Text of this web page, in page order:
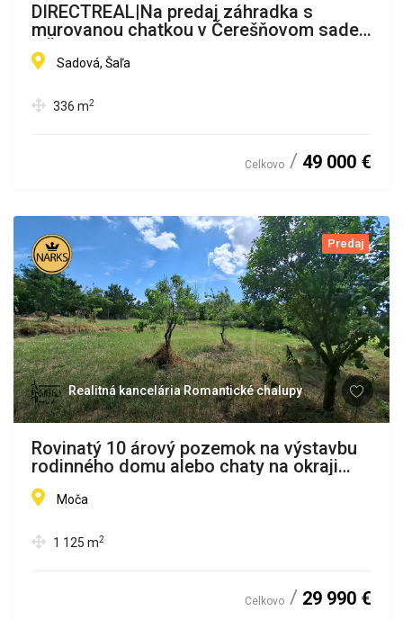
DIRECTREAL|Na predaj záhradka s
murovanou chatkou v Čerešňovom sade
v Šali
Sadová, Šaľa
336 m2
Celkovo 49 000 €
Predaj
Realitná kancelária Romantické chalupy
Rovinatý 10 árový pozemok na výstavbu
rodinného domu alebo chaty na okraji
obce Moča
Moča
1 125 m2
Celkovo 29 990 €